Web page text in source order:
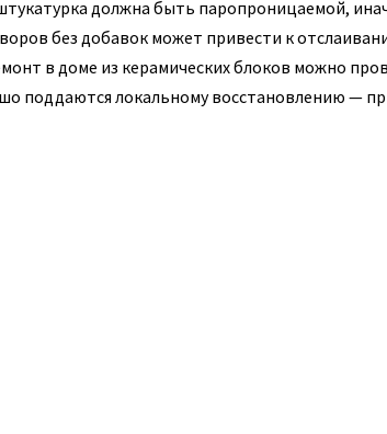
должна быть паропроницаемой,
без добавок может привести к
в доме из керамических блоков можно
поддаются локальному восстановлению —